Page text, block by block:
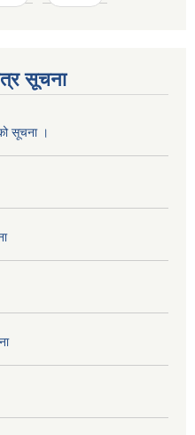
सूचना
सूचना ।